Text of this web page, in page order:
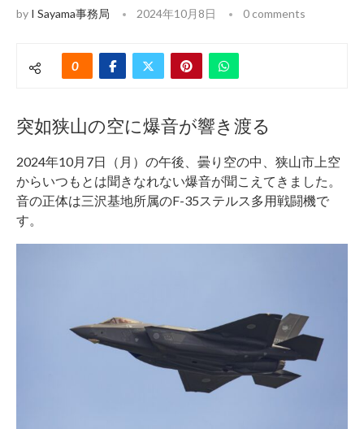
by I Sayama事務局 2024年10月8日 0 comments
0
突如狭山の空に爆音が響き渡る
2024年10月7日（月）の午後、曇り空の中、狭山市上空
からいつもとは聞きなれない爆音が聞こえてきました。
音の正体は三沢基地所属のF-35ステルス多用戦闘機で
す。